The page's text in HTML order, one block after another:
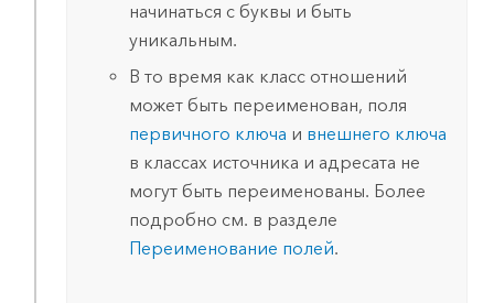
начинаться с буквы и быть
уникальным.
В то время как класс отношений
может быть переименован, поля
первичного ключа и внешнего ключа
в классах источника и адресата не
могут быть переименованы. Более
подробно см. в разделе
Переименование полей.